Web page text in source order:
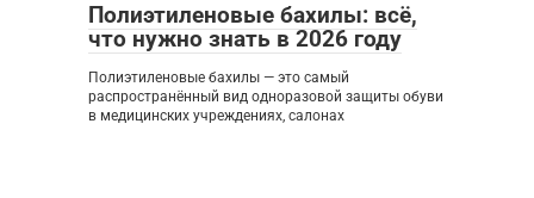
Полиэтиленовые бахилы: всё,
что нужно знать в 2026 году
Полиэтиленовые бахилы — это самый
распространённый вид одноразовой защиты обуви
в медицинских учреждениях, салонах